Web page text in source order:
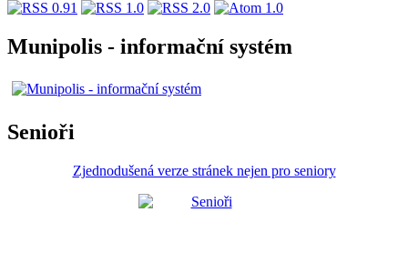
Munipolis - informační systém
Senioři
Zjednodušená verze stránek nejen pro seniory